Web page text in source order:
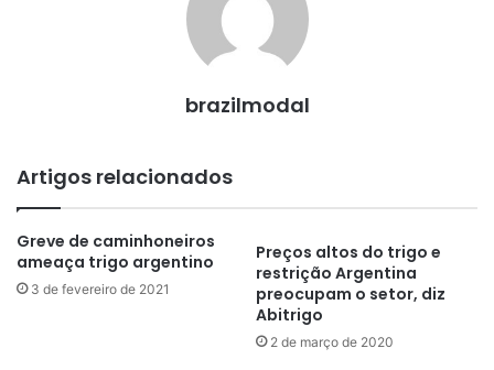
brazilmodal
Artigos relacionados
Greve de caminhoneiros
ameaça trigo argentino
3 de fevereiro de 2021
Preços altos do trigo e
restrição Argentina
preocupam o setor, diz
Abitrigo
2 de março de 2020